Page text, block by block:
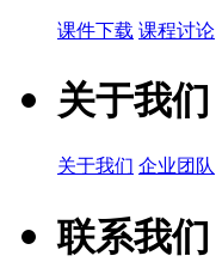
课件下载 课程讨论
关于我们
关于我们 企业团队
联系我们